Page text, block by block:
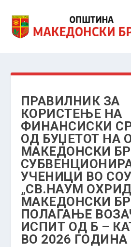
ПРАВИЛНИК ЗА
КОРИСТЕЊЕ НА
ФИНАНСИСКИ
ОД БУЏЕТОТ НА
МАКЕДОНСКИ
УЧЕНИЦИ ВО СОУ
„СВ.НАУМ
МАКЕДОНСКИ
ПОЛАГАЊЕ
ИСПИТ ОД Б –
ВО 2026 ГОДИНА